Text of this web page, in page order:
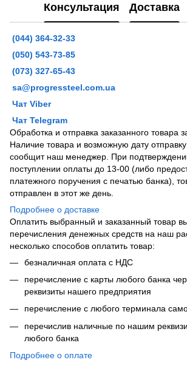
Консультация Доставка
(044) 364-32-33
(050) 543-73-85
(073) 327-65-43
sa@progressteel.com.ua
Чат Viber
Чат Telegram
Обработка и отправка заказанного товара
Наличие товара и возможную дату
сообщит наш менеджер. При
поступлении оплаты до 13-00 (либо
платежного поручения с печатью банка),
отправлен в этот же день.
Подробнее о доставке
Оплатить выбранный и заказанный товар
перечисления денежных средств на наш
несколько способов оплатить товар:
безналичная оплата с НДС
перечисление с карты любого банка
реквизиты нашего предприятия
перечисление с любого терминала
перечислив наличные по нашим
любого банка
Подробнее о оплате